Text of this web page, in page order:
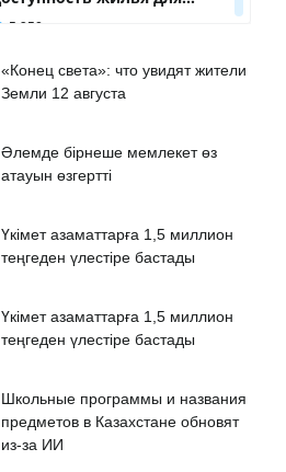
«Конец света»: что увидят жители
Земли 12 августа
Әлемде бірнеше мемлекет өз
атауын өзгертті
Үкімет азаматтарға 1,5 миллион
теңгеден үлестіре бастады
Үкімет азаматтарға 1,5 миллион
теңгеден үлестіре бастады
Школьные программы и названия
предметов в Казахстане обновят
из-за ИИ